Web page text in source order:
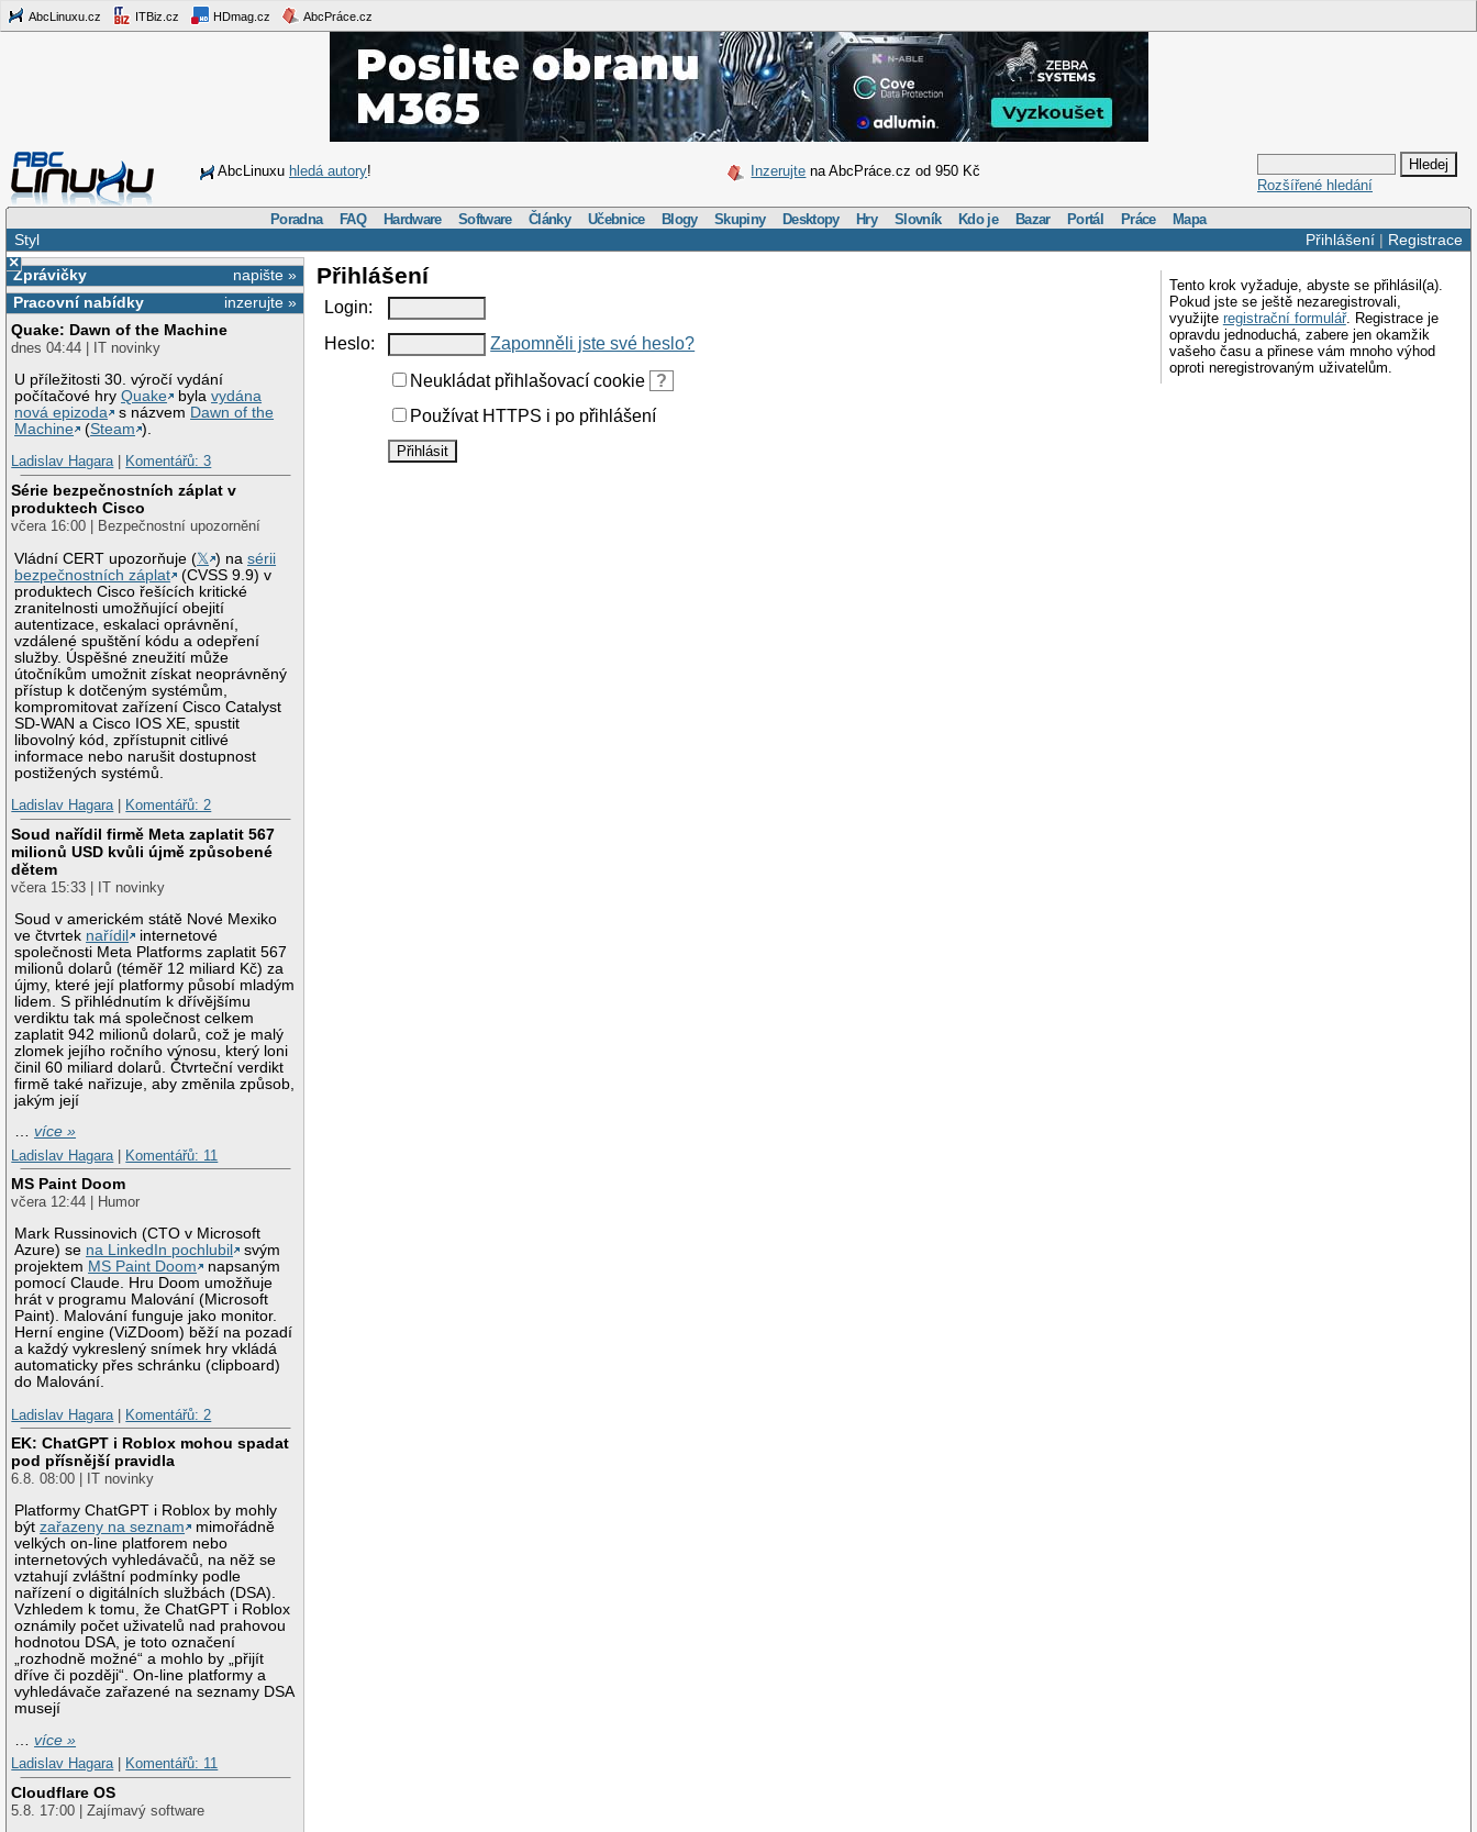
AbcLinuxu.cz ITBiz.cz HDmag.cz AbcPráce.cz
AbcLinuxu hledá autory! Inzerujte na AbcPráce.cz od 950 Kč
Rozšířené hledání
Poradna FAQ Hardware Software Články Učebnice Blogy Skupiny Desktopy Hry Slovník Kdo je Bazar Portál Práce Mapa
Přihlášení| Registrace
Styl
×
napište »
Zprávičky
inzerujte »
Pracovní nabídky
Quake: Dawn of the Machine
dnes 04:44 | IT novinky
U příležitosti 30. výročí vydání
počítačové hryQuake bylavydána
nová epizoda
s názvem Dawn of the
Machine
(Steam ).
Ladislav Hagara| Komentářů: 3
Série bezpečnostních záplat v
produktech Cisco
včera 16:00 | Bezpečnostní upozornění
Vládní CERT upozorňuje (𝕏 ) nasérii
bezpečnostních záplat
(CVSS 9.9) v
produktech Cisco řešících kritické
zranitelnosti umožňující obejití
autentizace, eskalaci oprávnění,
vzdálené spuštění kódu a odepření
služby. Úspěšné zneužití může
útočníkům umožnit získat neoprávněný
přístup k dotčeným systémům,
kompromitovat zařízení Cisco Catalyst
SD-WAN a Cisco IOS XE, spustit
libovolný kód, zpřístupnit citlivé
informace nebo narušit dostupnost
postižených systémů.
Ladislav Hagara| Komentářů: 2
Soud nařídil firmě Meta zaplatit 567
milionů USD kvůli újmě způsobené
dětem
včera 15:33 | IT novinky
Soud v americkém státě Nové Mexiko
ve čtvrtek nařídil
internetové
společnosti Meta Platforms zaplatit 567
milionů dolarů (téměř 12 miliard Kč) za
újmy, které její platformy působí mladým
lidem. S přihlédnutím k dřívějšímu
verdiktu tak má společnost celkem
zaplatit 942 milionů dolarů, což je malý
zlomek jejího ročního výnosu, který loni
činil 60 miliard dolarů. Čtvrteční verdikt
firmě také nařizuje, aby změnila způsob,
jakým její
…více »
Ladislav Hagara
Komentářů: 11
MS Paint Doom
včera 12:44 | Humor
Mark Russinovich (CTO v Microsoft
Azure) se na LinkedIn pochlubil
svým
projektem MS Paint Doom
napsaným
pomocí Claude. Hru Doom umožňuje
hrát v programu Malování (Microsoft
Paint). Malování funguje jako monitor.
Herní engine (ViZDoom) běží na pozadí
a každý vykreslený snímek hry vkládá
automaticky přes schránku (clipboard)
do Malování.
Ladislav Hagara
Komentářů: 2
EK: ChatGPT i Roblox mohou spadat
pod přísnější pravidla
6.8. 08:00 | IT novinky
Platformy ChatGPT i Roblox by mohly
býtzařazeny na seznam
mimořádně
velkých on-line platforem nebo
internetových vyhledávačů, na něž se
vztahují zvláštní podmínky podle
nařízení o digitálních službách (DSA).
Vzhledem k tomu, že ChatGPT i Roblox
oznámily počet uživatelů nad prahovou
hodnotou DSA, je toto označení
„rozhodně možné“ a mohlo by „přijít
dříve či později“. On-line platformy a
vyhledávače zařazené na seznamy DSA
musejí
…více »
Ladislav Hagara| Komentářů: 11
Cloudflare OS
5.8. 17:00 | Zajímavý software
Tento krok vyžaduje, abyste se přihlásil(a).
Pokud jste se ještě nezaregistrovali,
využijte registrační formulář. Registrace je
opravdu jednoduchá, zabere jen okamžik
vašeho času a přinese vám mnoho výhod
oproti neregistrovaným uživatelům.
Přihlášení
Login:
Heslo:
Zapomněli jste své heslo?
Neukládat přihlašovací cookie
?
Používat HTTPS i po přihlášení